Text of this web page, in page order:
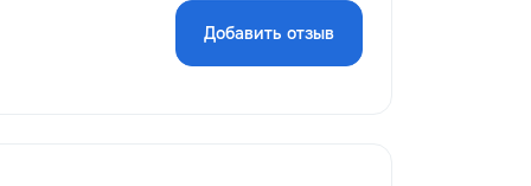
Добавить отзыв